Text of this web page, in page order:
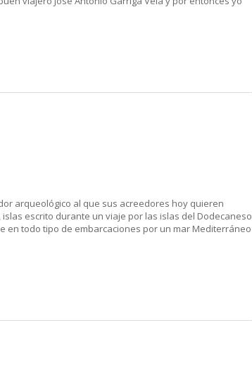
arqueológico al que sus acreedores hoy quieren
escrito durante un viaje por las islas del Dodecaneso
en todo tipo de embarcaciones por un mar Mediterráneo